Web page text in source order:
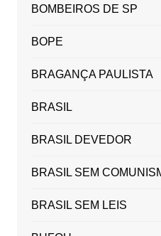
BOMBEIROS DE SP
BOPE
BRAGANÇA PAULISTA
BRASIL
BRASIL DEVEDOR
BRASIL SEM
BRASIL SEM LEIS